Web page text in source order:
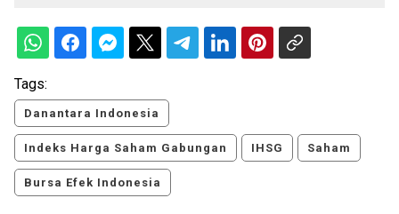
Tags:
Danantara Indonesia
Indeks Harga Saham Gabungan IHSG Saham
Bursa Efek Indonesia